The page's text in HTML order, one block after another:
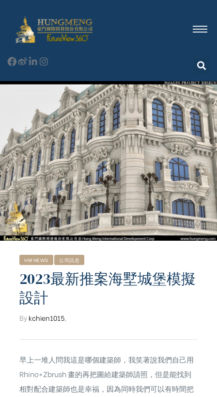
HM NEWS 公司訊息
2023最新推案海墅城堡模擬
設計
Bykchien1015,
早上一堆人問我這是哪個建築師，我笑著說我們自己用
Rhino+Zbrush畫的再把圖給建築師請照，但是能找到
相對配合建築師也是幸福，因為同時我們可以有時間把